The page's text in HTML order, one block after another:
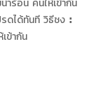
ดได้ทันที วิธีชง :
ข้ากัน